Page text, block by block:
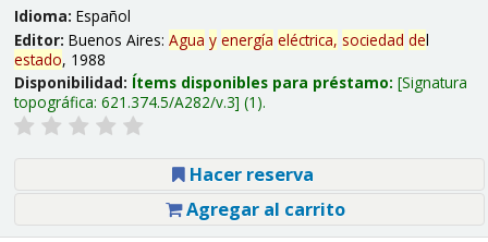
Idioma: Español
Editor: Buenos Aires: Agua y energía eléctrica, sociedad del
estado, 1988
Disponibilidad: Ítems disponibles para préstamo: Signatura
topográfica: 621.374.5/A282/v.3 (1).
Hacer reserva
Agregar al carrito